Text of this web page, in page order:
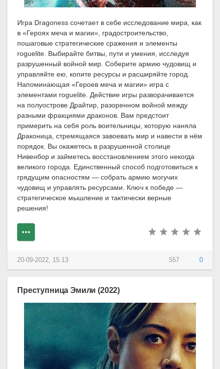
Игра Dragoness сочетает в себе исследование мира, как
в «Героях меча и магии», градостроительство,
пошаговые стратегические сражения и элементы
roguelite. Выбирайте битвы, пути и умения, исследуя
разрушенный войной мир. Соберите армию чудовищ и
управляйте ею, копите ресурсы и расширяйте город.
Напоминающая «Героев меча и магии» игра с
элементами roguelite. Действие игры разворачивается
на полуострове Драйтир, разоренном войной между
разными фракциями драконов. Вам предстоит
примерить на себя роль воительницы, которую наняла
Драконица, стремящаяся завоевать мир и навести в нём
порядок. Вы окажетесь в разрушенной столице
Нивенбор и займетесь восстановлением этого некогда
великого города. Единственный способ подготовиться к
грядущим опасностям — собрать армию могучих
чудовищ и управлять ресурсами. Ключ к победе —
стратегическое мышление и тактически верные
решения!
557 0
20-09-2022, 15:13
Преступница Эмили (2022)